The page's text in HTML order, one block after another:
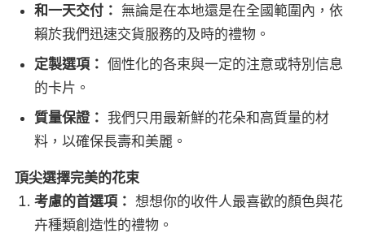
和一天交付： 無論是在本地還是在全國範圍內，依
賴於我們迅速交貨服務的及時的禮物。
定製選項： 個性化的各束與一定的注意或特別信息
的卡片。
質量保證： 我們只用最新鮮的花朵和高質量的材
料，以確保長壽和美麗。
頂尖選擇完美的花束
考慮的首選項： 想想你的收件人最喜歡的顏色與花
卉種類創造性的禮物。